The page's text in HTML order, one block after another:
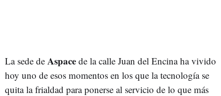
La sede de Aspace de la calle Juan del Encina ha vivido
hoy uno de esos momentos en los que la tecnología se
quita la frialdad para ponerse al servicio de lo que más